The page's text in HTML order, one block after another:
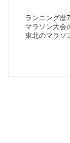
ランニング歴7
マラソン大会
東北のマラソ